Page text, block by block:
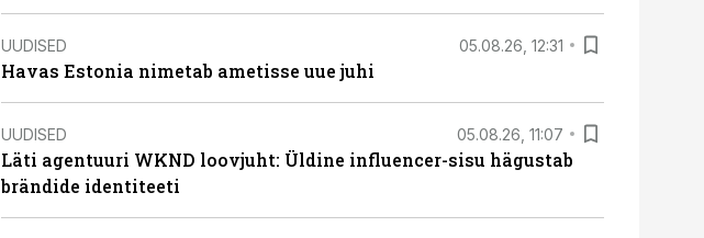
UUDISED 05.08.26, 12:31
Havas Estonia nimetab ametisse uue juhi
UUDISED 05.08.26, 11:07
Läti agentuuri WKND loovjuht: Üldine influencer-sisu hägustab
brändide identiteeti